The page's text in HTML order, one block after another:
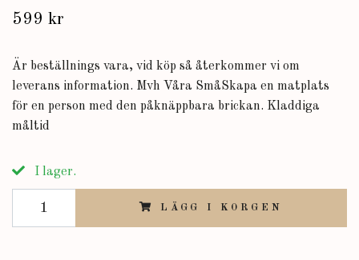
599 kr
Är beställnings vara, vid köp så återkommer vi om
leverans information. Mvh Våra SmåSkapa en matplats
för en person med den påknäppbara brickan. Kladdiga
måltid
I lager.
LÄGG I KORGEN